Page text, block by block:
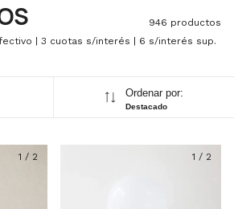
946 productos
| 3 cuotas s/interés | 6 s/interés sup.
Ordenar por:
Destacado
1 / 2 1 / 2